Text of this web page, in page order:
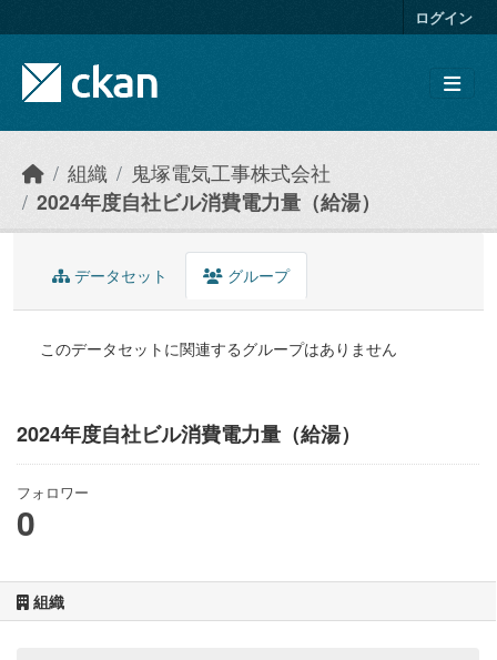
ログイン
組織
鬼塚電気工事株式会社
2024年度自社ビル消費電力量（給湯）
2024年度自社ビル消費電力量（給湯）
フォロワー
0
組織
データセット グループ
このデータセットに関連するグループはありません